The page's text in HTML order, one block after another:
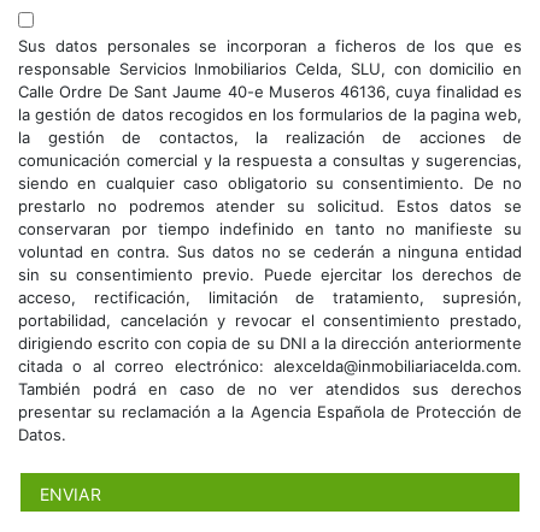
Sus datos personales se incorporan a ficheros de los que es
responsable Servicios Inmobiliarios Celda, SLU, con domicilio en
Calle Ordre De Sant Jaume 40-e Museros 46136, cuya finalidad es
la gestión de datos recogidos en los formularios de la pagina web,
la gestión de contactos, la realización de acciones de
comunicación comercial y la respuesta a consultas y sugerencias,
siendo en cualquier caso obligatorio su consentimiento. De no
prestarlo no podremos atender su solicitud. Estos datos se
conservaran por tiempo indefinido en tanto no manifieste su
voluntad en contra. Sus datos no se cederán a ninguna entidad
sin su consentimiento previo. Puede ejercitar los derechos de
acceso, rectificación, limitación de tratamiento, supresión,
portabilidad, cancelación y revocar el consentimiento prestado,
dirigiendo escrito con copia de su DNI a la dirección anteriormente
citada o al correo electrónico: alexcelda@inmobiliariacelda.com.
También podrá en caso de no ver atendidos sus derechos
presentar su reclamación a la Agencia Española de Protección de
Datos.